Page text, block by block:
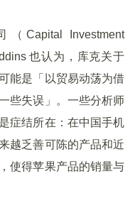
Capital Investment
也认为，库克关于
能是「以贸易动荡为借
些失误」。一些分析师
症结所在：在中国手机
越乏善可陈的产品和近
使得苹果产品的销量与